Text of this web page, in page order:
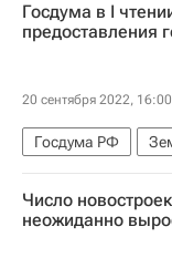
Строительство
Госдума в I
предоставления
20 сентября 2022, 16:00
Госдума РФ
Число
неожиданно